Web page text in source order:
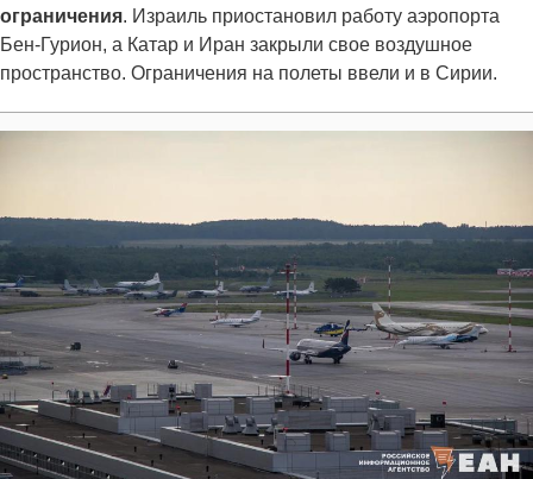
ограничения. Израиль приостановил работу аэропорта
Бен-Гурион, а Катар и Иран закрыли свое воздушное
пространство. Ограничения на полеты ввели и в Сирии.